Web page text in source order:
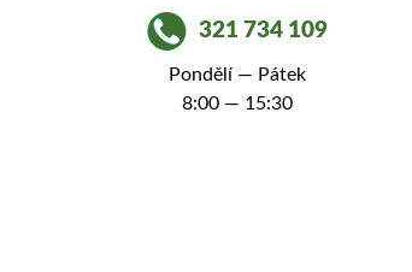
321 734 109
Pondělí — Pátek
8:00 — 15:30